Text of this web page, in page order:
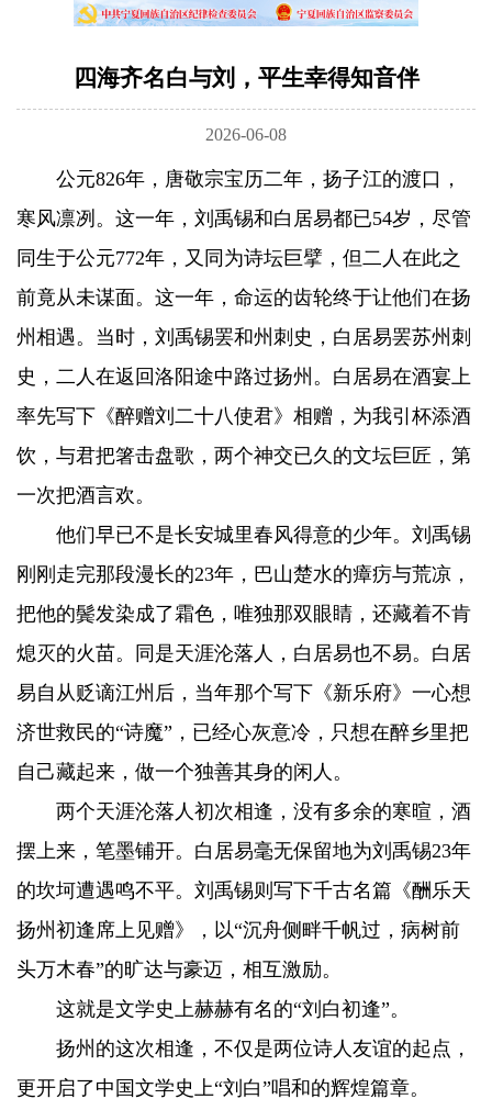
四海齐名白与刘，平生幸得知音伴
2026-06-08
公元826年，唐敬宗宝历二年，扬子江的渡口，
寒风凛冽。这一年，刘禹锡和白居易都已54岁，尽管
同生于公元772年，又同为诗坛巨擘，但二人在此之
前竟从未谋面。这一年，命运的齿轮终于让他们在扬
州相遇。当时，刘禹锡罢和州刺史，白居易罢苏州刺
史，二人在返回洛阳途中路过扬州。白居易在酒宴上
率先写下《醉赠刘二十八使君》相赠，为我引杯添酒
饮，与君把箸击盘歌，两个神交已久的文坛巨匠，第
一次把酒言欢。
他们早已不是长安城里春风得意的少年。刘禹锡
刚刚走完那段漫长的23年，巴山楚水的瘴疠与荒凉，
把他的鬓发染成了霜色，唯独那双眼睛，还藏着不肯
熄灭的火苗。同是天涯沦落人，白居易也不易。白居
易自从贬谪江州后，当年那个写下《新乐府》一心想
济世救民的“诗魔”，已经心灰意冷，只想在醉乡里把
自己藏起来，做一个独善其身的闲人。
两个天涯沦落人初次相逢，没有多余的寒暄，酒
摆上来，笔墨铺开。白居易毫无保留地为刘禹锡23年
的坎坷遭遇鸣不平。刘禹锡则写下千古名篇《酬乐天
扬州初逢席上见赠》，以“沉舟侧畔千帆过，病树前
头万木春”的旷达与豪迈，相互激励。
这就是文学史上赫赫有名的“刘白初逢”。
扬州的这次相逢，不仅是两位诗人友谊的起点，
更开启了中国文学史上“刘白”唱和的辉煌篇章。